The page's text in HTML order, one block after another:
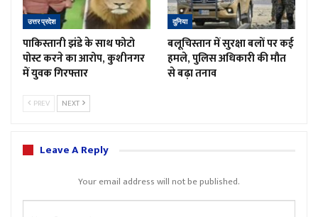
उत्तर प्रदेश
पाकिस्तानी झंडे के साथ फोटो
पोस्ट करने का आरोप, कुशीनगर
में युवक गिरफ्तार
दुनिया
बलूचिस्तान में सुरक्षा बलों पर कई
हमले, पुलिस अधिकारी की मौत
से बढ़ा तनाव
PREV NEXT
Leave A Reply
Your email address will not be published.